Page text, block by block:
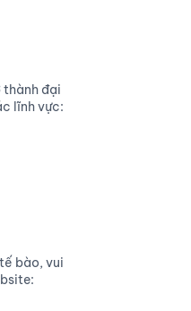
thành đại
lĩnh vực:
bào, vui